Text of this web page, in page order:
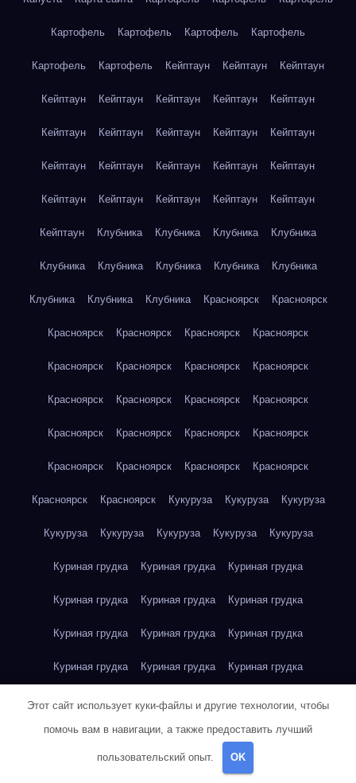
Картофель Картофель Картофель Картофель
Картофель Картофель Кейптаун Кейптаун Кейптаун
Кейптаун Кейптаун Кейптаун Кейптаун Кейптаун
Кейптаун Кейптаун Кейптаун Кейптаун Кейптаун
Кейптаун Кейптаун Кейптаун Кейптаун Кейптаун
Кейптаун Кейптаун Кейптаун Кейптаун Кейптаун
Кейптаун Клубника Клубника Клубника Клубника
Клубника Клубника Клубника Клубника Клубника
Клубника Клубника Клубника Красноярск Красноярск
Красноярск Красноярск Красноярск Красноярск
Красноярск Красноярск Красноярск Красноярск
Красноярск Красноярск Красноярск Красноярск
Красноярск Красноярск Красноярск Красноярск
Красноярск Красноярск Красноярск Красноярск
Красноярск Красноярск Кукуруза Кукуруза Кукуруза
Кукуруза Кукуруза Кукуруза Кукуруза Кукуруза
Куриная грудка Куриная грудка Куриная грудка
Куриная грудка Куриная грудка Куриная грудка
Куриная грудка Куриная грудка Куриная грудка
Куриная грудка Куриная грудка Куриная грудка
Куриная грудка Куриное яйцо Куриное яйцо
Куриное яйцо Куриное яйцо Куриное яйцо Куриное яйцо
Этот сайт использует куки-файлы и другие технологии, чтобы
помочь вам в навигации, а также предоставить лучший
пользовательский опыт. OK